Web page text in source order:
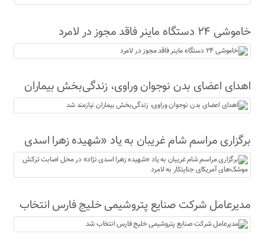
خاموشی ۲۴ دستگاه ماینر فاقد مجوز در لامرد
اهدای اعضای بدن نوجوان وراوی، زندگی‌بخش بیماران
نیازمند شد
برگزاری مراسم شام غریبان به یاد «شهیده زهرا اسدی
نژاد» در محل اصابت ترکش موشک‌های آمریکای
جنایتکار به لامرد
مدیرعامل شرکت صنایع پتروشیمی خلیج فارس انتخاب
شد